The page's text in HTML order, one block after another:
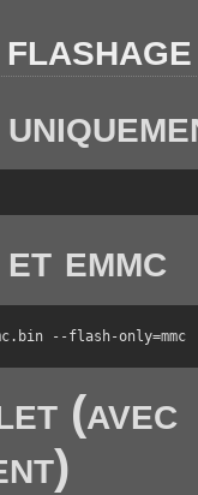
emmc
--flash-only=mmc
(avec